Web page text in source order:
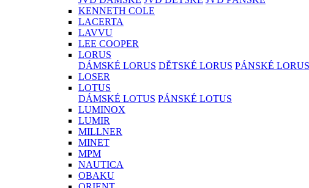
KENNETH COLE
LACERTA
LAVVU
LEE COOPER
LORUS
DÁMSKÉ LORUS DĚTSKÉ LORUS PÁNSKÉ LORUS
LOSER
LOTUS
DÁMSKÉ LOTUS PÁNSKÉ LOTUS
LUMINOX
LUMIR
MILLNER
MINET
MPM
NAUTICA
OBAKU